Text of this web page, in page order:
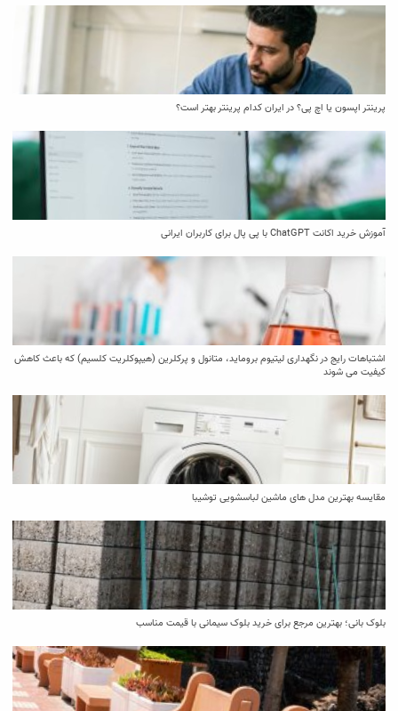
پرینتر اپسون یا اچ پی؟ در ایران کدام پرینتر بهتر است؟
آموزش خرید اکانت ChatGPT با پی پال برای کاربران ایرانی
اشتباهات رایج در نگهداری لیتیوم بروماید، متانول و پرکلرین (هیپوکلریت کلسیم) که باعث کاهش
کیفیت می‌ شوند
مقایسه بهترین مدل ‌های ماشین لباسشویی توشیبا
بلوک بانی؛ بهترین مرجع برای خرید بلوک سیمانی با قیمت مناسب